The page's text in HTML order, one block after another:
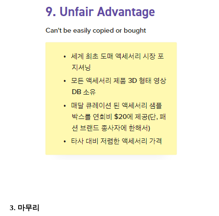
3. 마무리